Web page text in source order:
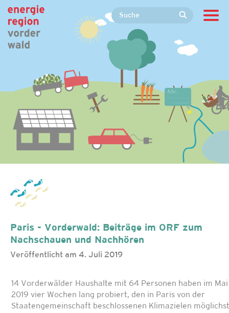
Paris - Vorderwald: Beiträge im ORF zum
Nachschauen und Nachhören
Veröffentlicht am 4. Juli 2019
14 Vorderwälder Haushalte mit 64 Personen haben im Mai
2019 vier Wochen lang probiert, den in Paris von der
Staatengemeinschaft beschlossenen Klimazielen möglichst